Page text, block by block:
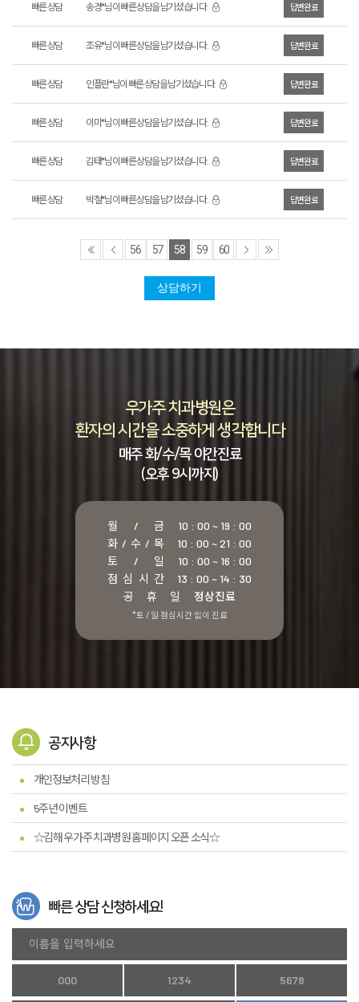
빠른 상담 송경*님이 빠른 상담을 남기셨습니다. 답변완료
빠른 상담 조유*님이 빠른 상담을 남기셨습니다. 답변완료
빠른 상담 인플란*님이 빠른 상담을 남기셨습니다. 답변완료
빠른 상담 이미*님이 빠른 상담을 남기셨습니다. 답변완료
빠른 상담 김태*님이 빠른 상담을 남기셨습니다. 답변완료
빠른 상담 박철*님이 빠른 상담을 남기셨습니다. 답변완료
56 57 58 59 60
상담하기
우가주 치과병원은
환자의 시간을 소중하게 생각합니다
매주 화/수/목 야간진료
(오후 9시까지)
월 / 금
10 : 00 ~ 19 : 00
화 / 수 / 목
10 : 00 ~ 21 : 00
토 / 일
10 : 00 ~ 16 : 00
점 심 시 간
13 : 00 ~ 14 : 30
공 휴 일
정상진료
*토 / 일 점심시간 없이 진료
공지사항
개인정보처리 방침
5주년 이벤트
☆김해 우가주 치과병원 홈페이지 오픈 소식☆
빠른 상담 신청하세요!